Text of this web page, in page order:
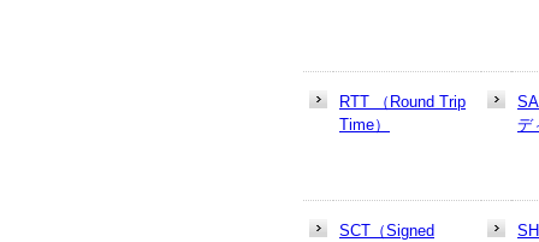
RTT （Round Trip
Time）
デ
SCT（Signed